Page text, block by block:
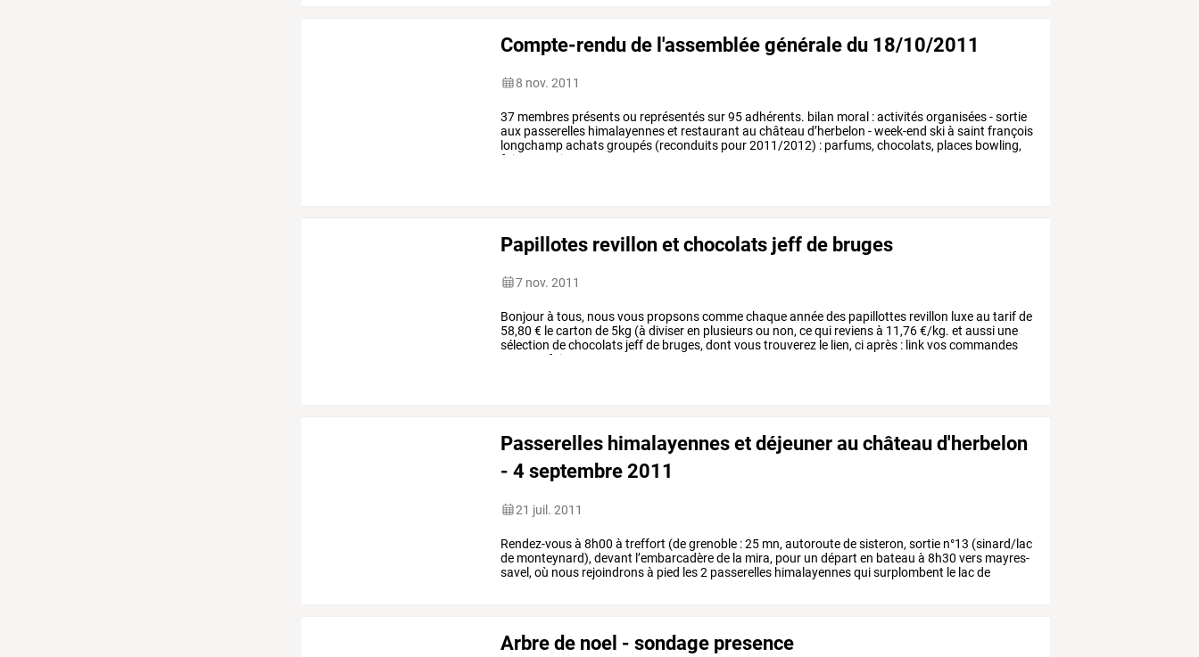
Compte-rendu de l'assemblée générale du 18/10/2011
8 nov. 2011
37 membres présentsou représentéssur95adhérents. bilan moral :activitésorganisées-sortie
aux passerelles himalayenneset restaurant au château d’herbelon -week-end skià saint françois
longchampachatsgroupés (reconduits pour2011/2012) : parfums, chocolats, places bowling,
foie
cirque
Papillotes revillon et chocolats jeff de bruges
7 nov. 2011
Bonjourà tous, nousvous propsonscommechaqueannéedes papillottes revillon luxeau tarifde
58,80 € lecarton de 5kg (à diviseren plusieursou non, cequi reviensà 11,76€/kg. et aussi une
sélection dechocolats jeffde bruges, dont voustrouverez le lien, ciaprès : linkvoscommandes
faire
Passerelles himalayennes et déjeuner au château d'herbelon
- 4 septembre 2011
21 juil. 2011
Rendez-vousà 8h00 à treffort (degrenoble :25 mn, autoroutedesisteron, sortie n°13 (sinard/lac
de monteynard), devant l’embarcadèrede la mira, pour un départ en bateau à 8h30 vers mayres-
savel, où nous rejoindronsà pied les2 passerelles himalayennesquisurplombent le lacde
Arbre de noel - sondage presence